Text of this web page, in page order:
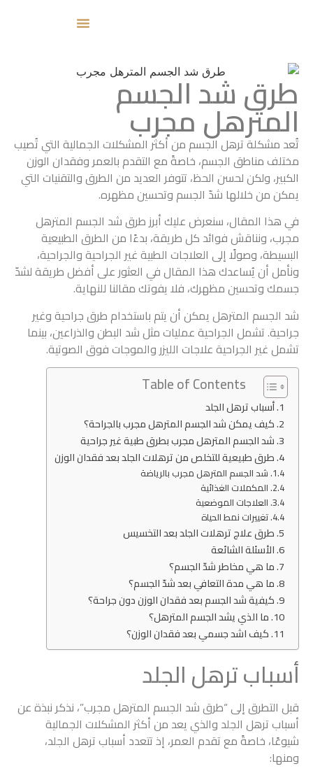
طرق شد الجسم
المترهل مجرب
تُعد مشكلة ترهل الجسم من أكثر المشكلات الجمالية التي تُصيب
مختلف مناطق الجسم، خاصةً مع التقدم بالعمر وفقدان الوزن
الكبير، ولكن لحسن الحظ، تتوفر العديد من الطرق والتقنيات التي
يمكن من خلالها شدّ الجسم وتحسين مظهره.
في هذا المقال، سنعرض عليك أبرز طرق شد الجسم المترهل
مجرب، ونناقش فوائد كل طريقة، بدءًا من الطرق الطبيعية
البسيطة، وصولًا إلى العلاجات الطبية غير الجراحية والجراحية،
ونأمل أن يُساعدك هذا المقال في العثور على أفضل طريقة لشدّ
جسمك وتحسين مظهرك، فلا يفوتك مقالنا للنهاية.
شد الجسم المترهل يمكن أن يتم باستخدام طرق جراحية وغير
جراحية. تشمل الجراحية عمليات مثل شد البطن والذراعين، بينما
تشمل غير الجراحية علاجات الليزر والموجات فوق الصوتية.
Table of Contents
أسباب ترهل الجلد
كيف يمكن شد الجسم المترهل مجرب بالجراحة؟
شد الجسم المترهل مجرب بطرق طبية غير جراحية
طرق طبيعية للتخلص من ترهلات الجلد بعد فقدان الوزن
شد الجسم المترهل مجرب بالرياضة
المكملات الغذائية
العلاجات الموضعية
تغييرات نمط الحياة
طرق علاج ترهلات الجلد بعد التخسيس
الأسئلة الشائعة
ما هي مخاطر شدّ الجسم؟
ما هي مدة التعافي بعد شدّ الجسم؟
كيفية شد الجسم بعد فقدان الوزن دون جراحة؟
ما الذي يشد الجسم المترهل؟
كيف اشد جسمي بعد فقدان الوزن؟
أسباب ترهل الجلد
قبل التطرق إلى “طرق شد الجسم المترهل مجرب”، نذكر نبذة عن
أسباب ترهل الجلد والذي يعد من أكثر المشكلات الجمالية
شيوعًا، خاصةً مع تقدم العمر، إذ تتعدد أسباب ترهل الجلد،
ومنها: